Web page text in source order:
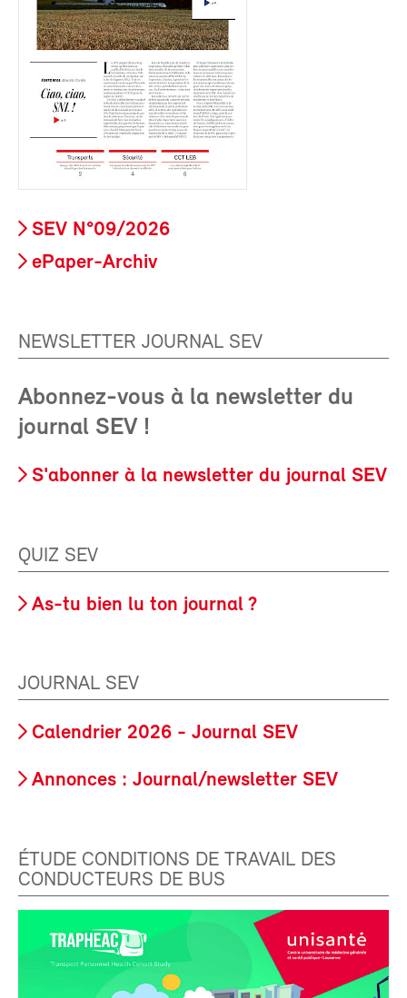
SEV N°09/2026
ePaper-Archiv
NEWSLETTER JOURNAL SEV
Abonnez-vous à la newsletter du
journal SEV !
S'abonner à la newsletter du journal SEV
QUIZ SEV
As-tu bien lu ton journal ?
JOURNAL SEV
Calendrier 2026 - Journal SEV
Annonces : Journal/newsletter SEV
ÉTUDE CONDITIONS DE TRAVAIL DES
CONDUCTEURS DE BUS